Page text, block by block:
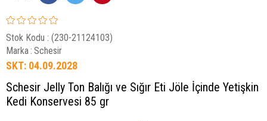
Stok Kodu
(230-21124103)
Marka: Schesir
SKT: 04.09.2028
Schesir Jelly Ton Balığı ve Sığır Eti Jöle İçinde Yetişkin
Kedi Konservesi 85 gr